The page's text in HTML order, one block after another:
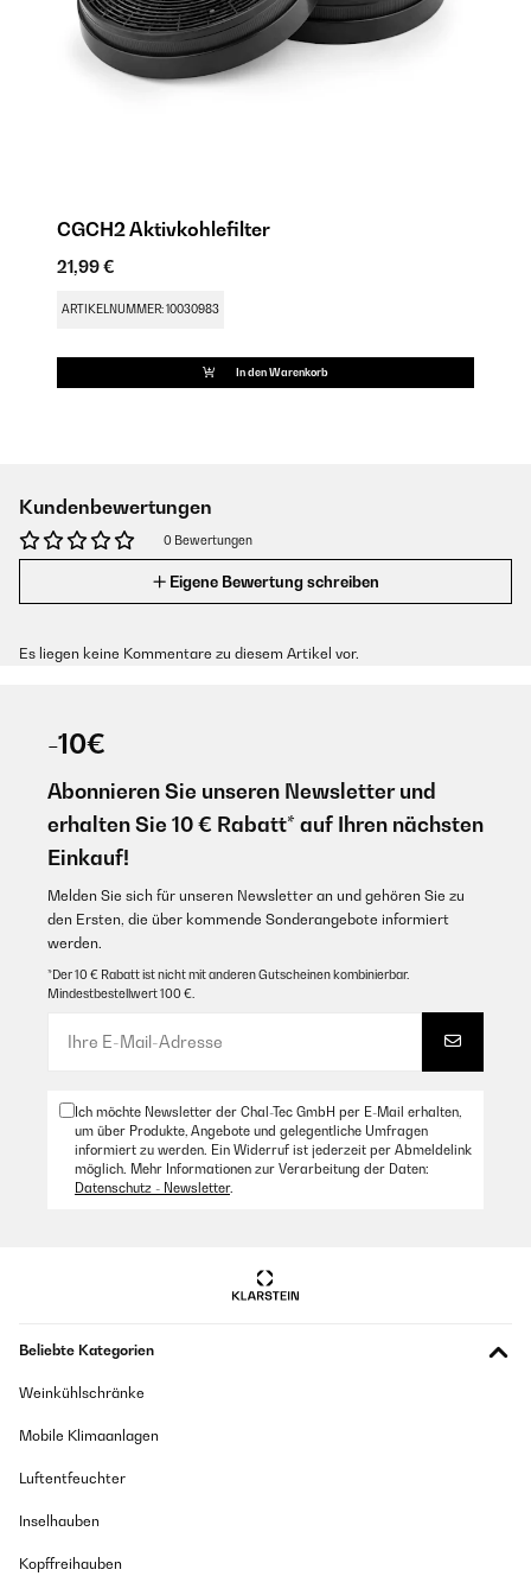
CGCH2 Aktivkohlefilter
21,99 €
ARTIKELNUMMER: 10030983
In den Warenkorb
Kundenbewertungen
0 Bewertungen
Eigene Bewertung schreiben
Es liegen keine Kommentare zu diesem Artikel vor.
-10€
Abonnieren Sie unseren Newsletter und
erhalten Sie 10 € Rabatt* auf Ihren nächsten
Einkauf!
Melden Sie sich für unseren Newsletter an und gehören Sie zu
den Ersten, die über kommende Sonderangebote informiert
werden.
*Der 10 € Rabatt ist nicht mit anderen Gutscheinen kombinierbar.
Mindestbestellwert 100 €.
Ich möchte Newsletter der Chal-Tec GmbH per E-Mail erhalten,
um über Produkte, Angebote und gelegentliche Umfragen
informiert zu werden. Ein Widerruf ist jederzeit per Abmeldelink
möglich. Mehr Informationen zur Verarbeitung der Daten:
Datenschutz - Newsletter.
Beliebte Kategorien
Weinkühlschränke
Mobile Klimaanlagen
Luftentfeuchter
Inselhauben
Kopffreihauben